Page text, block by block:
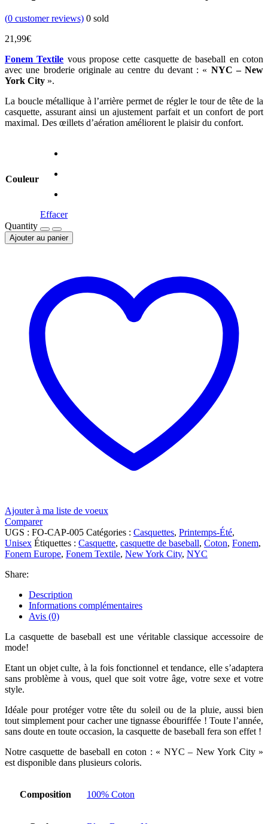
(0 customer reviews) 0 sold
21,99€
Fonem Textile vous propose cette casquette de baseball en coton
avec une broderie originale au centre du devant : « NYC – New
York City ».
La boucle métallique à l’arrière permet de régler le tour de tête de la
casquette, assurant ainsi un ajustement parfait et un confort de port
maximal. Des œillets d’aération améliorent le plaisir du confort.
Couleur
Effacer
Quantity
Ajouter au panier
Ajouter à ma liste de voeux
Comparer
UGS : FO-CAP-005 Catégories : Casquettes, Printemps-Été,
Unisex Étiquettes : Casquette, casquette de baseball, Coton, Fonem,
Fonem Europe, Fonem Textile, New York City, NYC
Share:
Description
Informations complémentaires
Avis (0)
La casquette de baseball est une véritable classique accessoire de
mode!
Etant un objet culte, à la fois fonctionnel et tendance, elle s’adaptera
sans problème à vous, quel que soit votre âge, votre sexe et votre
style.
Idéale pour protéger votre tête du soleil ou de la pluie, aussi bien
tout simplement pour cacher une tignasse ébouriffée ! Toute l’année,
sans doute en toute occasion, la casquette de baseball fera son effet !
Notre casquette de baseball en coton : « NYC – New York City »
est disponible dans plusieurs coloris.
Composition 100% Coton